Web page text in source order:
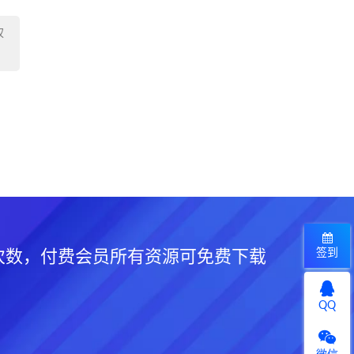
，付费会员所有资源可免费下载 签到
QQ